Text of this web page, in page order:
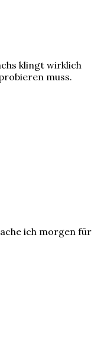
klingt wirklich
muss.
ich morgen für